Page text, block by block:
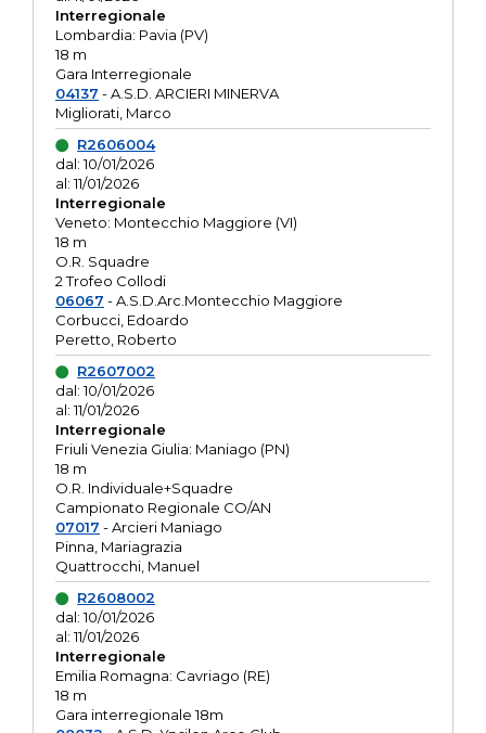
Interregionale
Lombardia: Pavia (PV)
18 m
Gara Interregionale
04137 - A.S.D. ARCIERI MINERVA
Migliorati, Marco
R2606004
dal: 10/01/2026
al: 11/01/2026
Interregionale
Veneto: Montecchio Maggiore (VI)
18 m
O.R. Squadre
2 Trofeo Collodi
06067 - A.S.D.Arc.Montecchio Maggiore
Corbucci, Edoardo
Peretto, Roberto
R2607002
dal: 10/01/2026
al: 11/01/2026
Interregionale
Friuli Venezia Giulia: Maniago (PN)
18 m
O.R. Individuale+Squadre
Campionato Regionale CO/AN
07017 - Arcieri Maniago
Pinna, Mariagrazia
Quattrocchi, Manuel
R2608002
dal: 10/01/2026
al: 11/01/2026
Interregionale
Emilia Romagna: Cavriago (RE)
18 m
Gara interregionale 18m